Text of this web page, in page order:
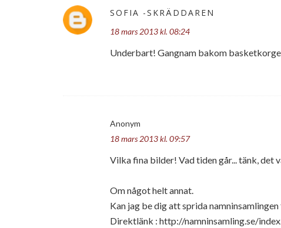
SOFIA -SKRÄDDAREN
18 mars 2013 kl. 08:24
Underbart! Gangnam bakom
Anonym
18 mars 2013 kl. 09:57
Vilka fina bilder! Vad tiden går... tänk, det
Om något helt annat.
Kan jag be dig att sprida
Direktlänk : http://namninsamling.se/